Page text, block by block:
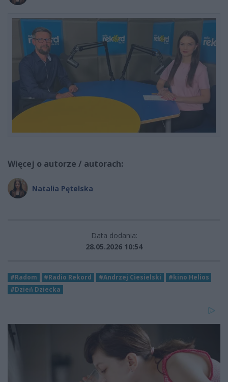
Więcej o autorze / autorach:
Natalia Pętelska
Data dodania:
28.05.2026 10:54
#Radom #Radio Rekord #Andrzej Ciesielski
#kino Helios
#Dzień Dziecka